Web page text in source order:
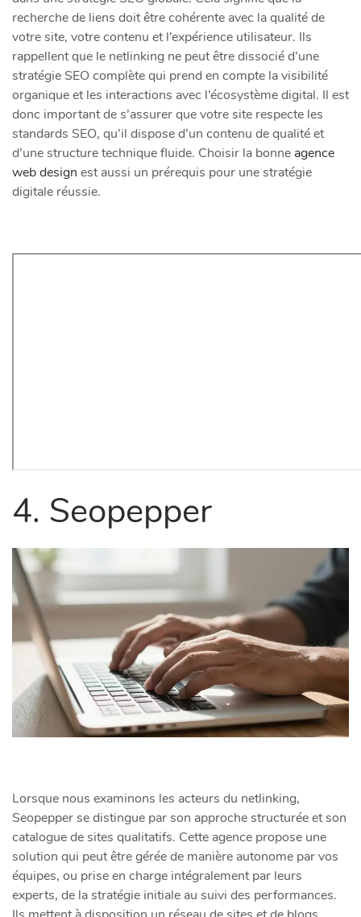
recherche de liens doit être cohérente avec la qualité de
votre site, votre contenu et l’expérience utilisateur. Ils
rappellent que le netlinking ne peut être dissocié d’une
stratégie SEO complète qui prend en compte la visibilité
organique et les interactions avec l’écosystème digital. Il est
donc important de s’assurer que votre site respecte les
standards SEO, qu’il dispose d’un contenu de qualité et
d’une structure technique fluide. Choisir la bonne agence
web design est aussi un prérequis pour une stratégie
digitale réussie.
4. Seopepper
Lorsque nous examinons les acteurs du netlinking,
Seopepper se distingue par son approche structurée et son
catalogue de sites qualitatifs. Cette agence propose une
solution qui peut être gérée de manière autonome par vos
équipes, ou prise en charge intégralement par leurs
experts, de la stratégie initiale au suivi des performances.